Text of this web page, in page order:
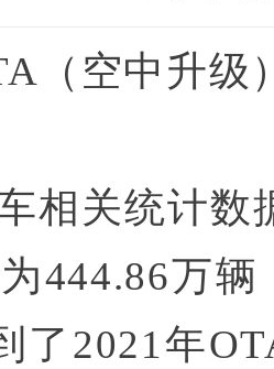
（空中升级
相关统计数
444.86万
了2021年